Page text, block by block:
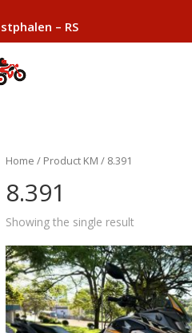
– RS
Home / Product KM / 8.391
8.391
Showing the single result